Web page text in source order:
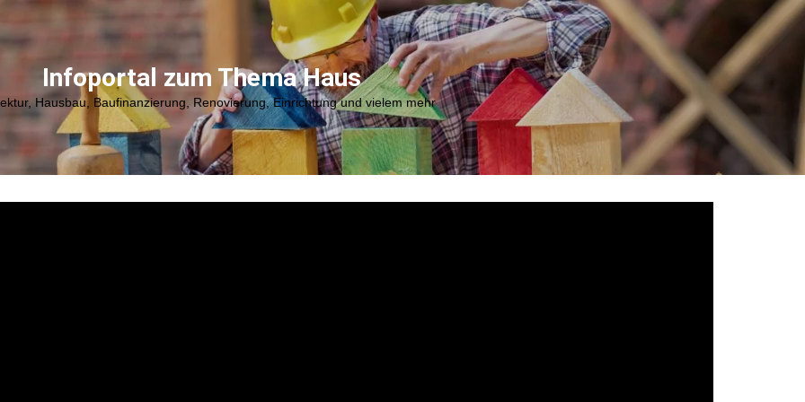
Infoportal zum Thema Haus
Hausbau, Baufinanzierung, Renovierung, Einrichtung und vielem mehr